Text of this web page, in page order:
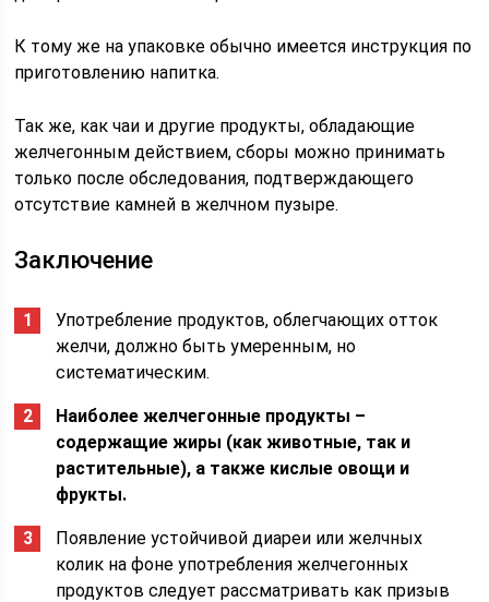
К тому же на упаковке обычно имеется инструкция по
приготовлению напитка.
Так же, как чаи и другие продукты, обладающие
желчегонным действием, сборы можно принимать
только после обследования, подтверждающего
отсутствие камней в желчном пузыре.
Заключение
Употребление продуктов, облегчающих отток
желчи, должно быть умеренным, но
систематическим.
Наиболее желчегонные продукты –
содержащие жиры (как животные, так и
растительные), а также кислые овощи и
фрукты.
Появление устойчивой диареи или желчных
колик на фоне употребления желчегонных
продуктов следует рассматривать как призыв